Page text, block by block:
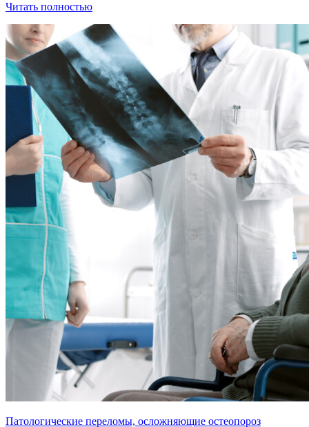
Читать полностью
Патологические переломы, осложняющие остеопороз